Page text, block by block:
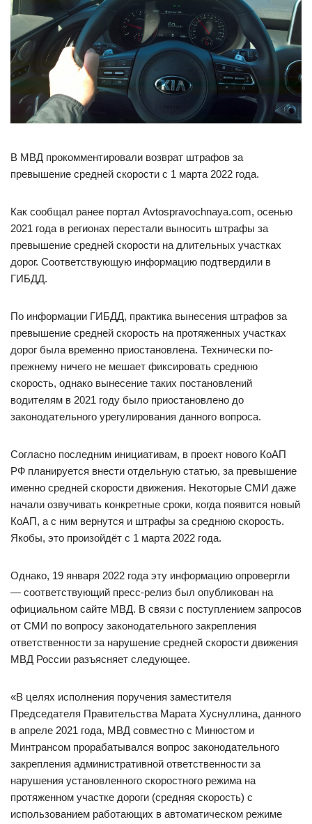
В МВД прокомментировали возврат штрафов за
превышение средней скорости с 1 марта 2022 года.
Как сообщал ранее портал Avtospravochnaya.com, осенью
2021 года в регионах перестали выносить штрафы за
превышение средней скорости на длительных участках
дорог. Соответствующую информацию подтвердили в
ГИБДД.
По информации ГИБДД, практика вынесения штрафов за
превышение средней скорость на протяженных участках
дорог была временно приостановлена. Технически по-
прежнему ничего не мешает фиксировать среднюю
скорость, однако вынесение таких постановлений
водителям в 2021 году было приостановлено до
законодательного урегулирования данного вопроса.
Согласно последним инициативам, в проект нового КоАП
РФ планируется внести отдельную статью, за превышение
именно средней скорости движения. Некоторые СМИ даже
начали озвучивать конкретные сроки, когда появится новый
КоАП, а с ним вернутся и штрафы за среднюю скорость.
Якобы, это произойдёт с 1 марта 2022 года.
Однако, 19 января 2022 года эту информацию опровергли
— соответствующий пресс-релиз был опубликован на
официальном сайте МВД. В связи с поступлением запросов
от СМИ по вопросу законодательного закрепления
ответственности за нарушение средней скорости движения
МВД России разъясняет следующее.
«В целях исполнения поручения заместителя
Председателя Правительства Марата Хуснуллина, данного
в апреле 2021 года, МВД совместно с Минюстом и
Минтрансом прорабатывался вопрос законодательного
закрепления административной ответственности за
нарушения установленного скоростного режима на
протяженном участке дороги (средняя скорость) с
использованием работающих в автоматическом режиме